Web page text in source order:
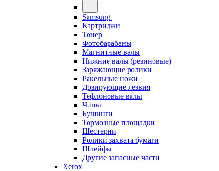
Samsung
Картриджи
Тонер
Фотобарабаны
Магнитные валы
Нижние валы (резиновые)
Заряжающие ролики
Ракельные ножи
Дозирующие лезвия
Тефлоновые валы
Чипы
Бушинги
Тормозные площадки
Шестерни
Ролики захвата бумаги
Шлейфы
Другие запасные части
Xerox